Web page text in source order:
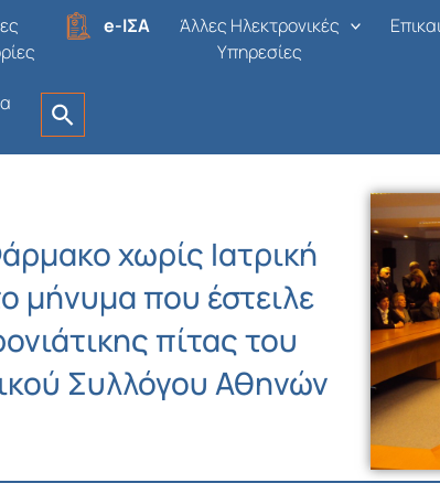
e-ΙΣΑ
Άλλες Ηλεκτρονικές
Υπηρεσίες
χωρίς Ιατρική
μήνυμα που έστειλε
πίτας του
Συλλόγου Αθηνών